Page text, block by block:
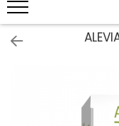
SUPLIMENTE TONICE
CREME
CIRCULAȚIE
SUPLIMENTE DIABET